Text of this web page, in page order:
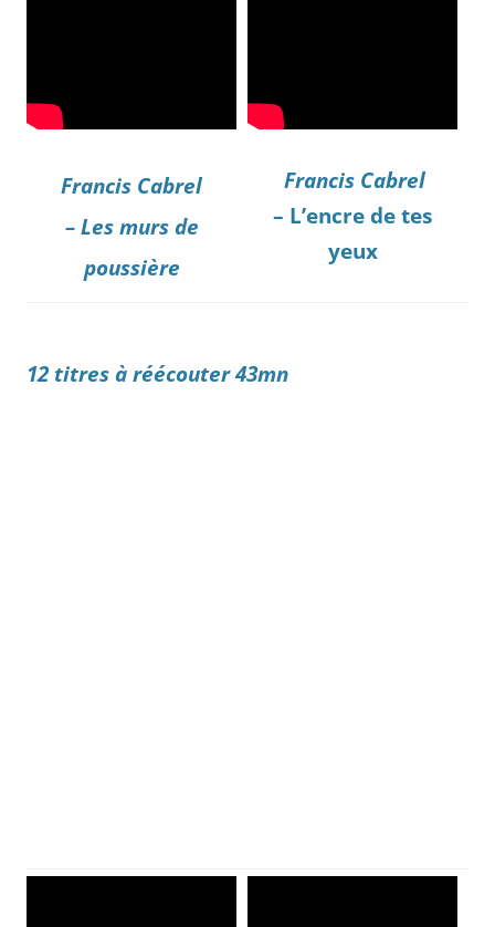
Francis Cabrel
– Les murs de
poussière
Francis Cabrel
– L’encre de tes
yeux
12 titres à réécouter 43mn